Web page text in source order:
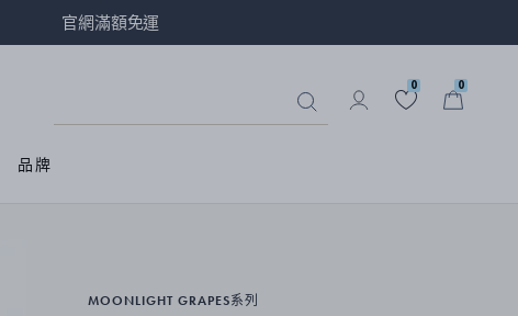
官網滿額免運
0 0
品牌
MOONLIGHT GRAPES系列